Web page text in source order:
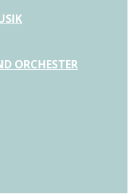
ORCHESTER